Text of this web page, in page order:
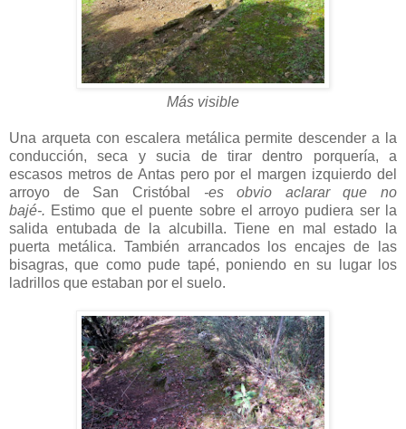
Más visible
Una arqueta con escalera metálica permite descender a la
conducción, seca y sucia de tirar dentro porquería, a
escasos metros de Antas pero por el margen izquierdo del
arroyo de San Cristóbal -es obvio aclarar que no
bajé-. Estimo que el puente sobre el arroyo pudiera ser la
salida entubada de la alcubilla. Tiene en mal estado la
puerta metálica. También arrancados los encajes de las
bisagras, que como pude tapé, poniendo en su lugar los
ladrillos que estaban por el suelo.